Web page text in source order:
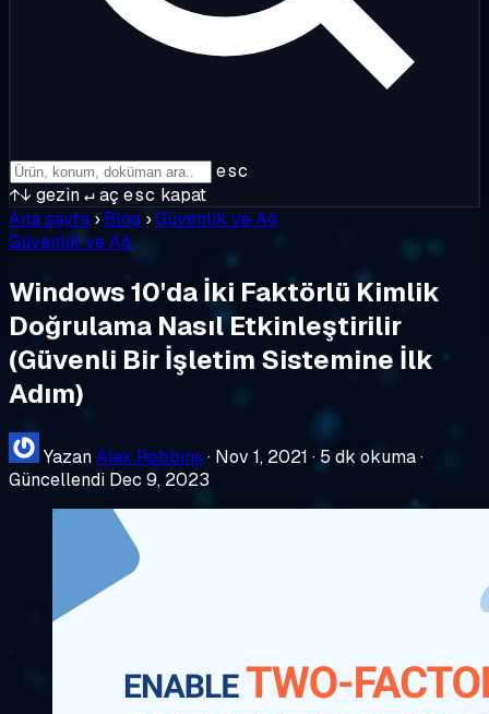
esc
↑↓ gezin↵aç esc kapat
Ana sayfa › Blog ›Güvenlik ve Ağ
Güvenlik ve Ağ
Windows 10'da İki Faktörlü Kimlik
Doğrulama Nasıl Etkinleştirilir
(Güvenli Bir İşletim Sistemine İlk
Adım)
YazanAlex Robbins · Nov 1, 2021 · 5 dk okuma·
Güncellendi Dec 9, 2023